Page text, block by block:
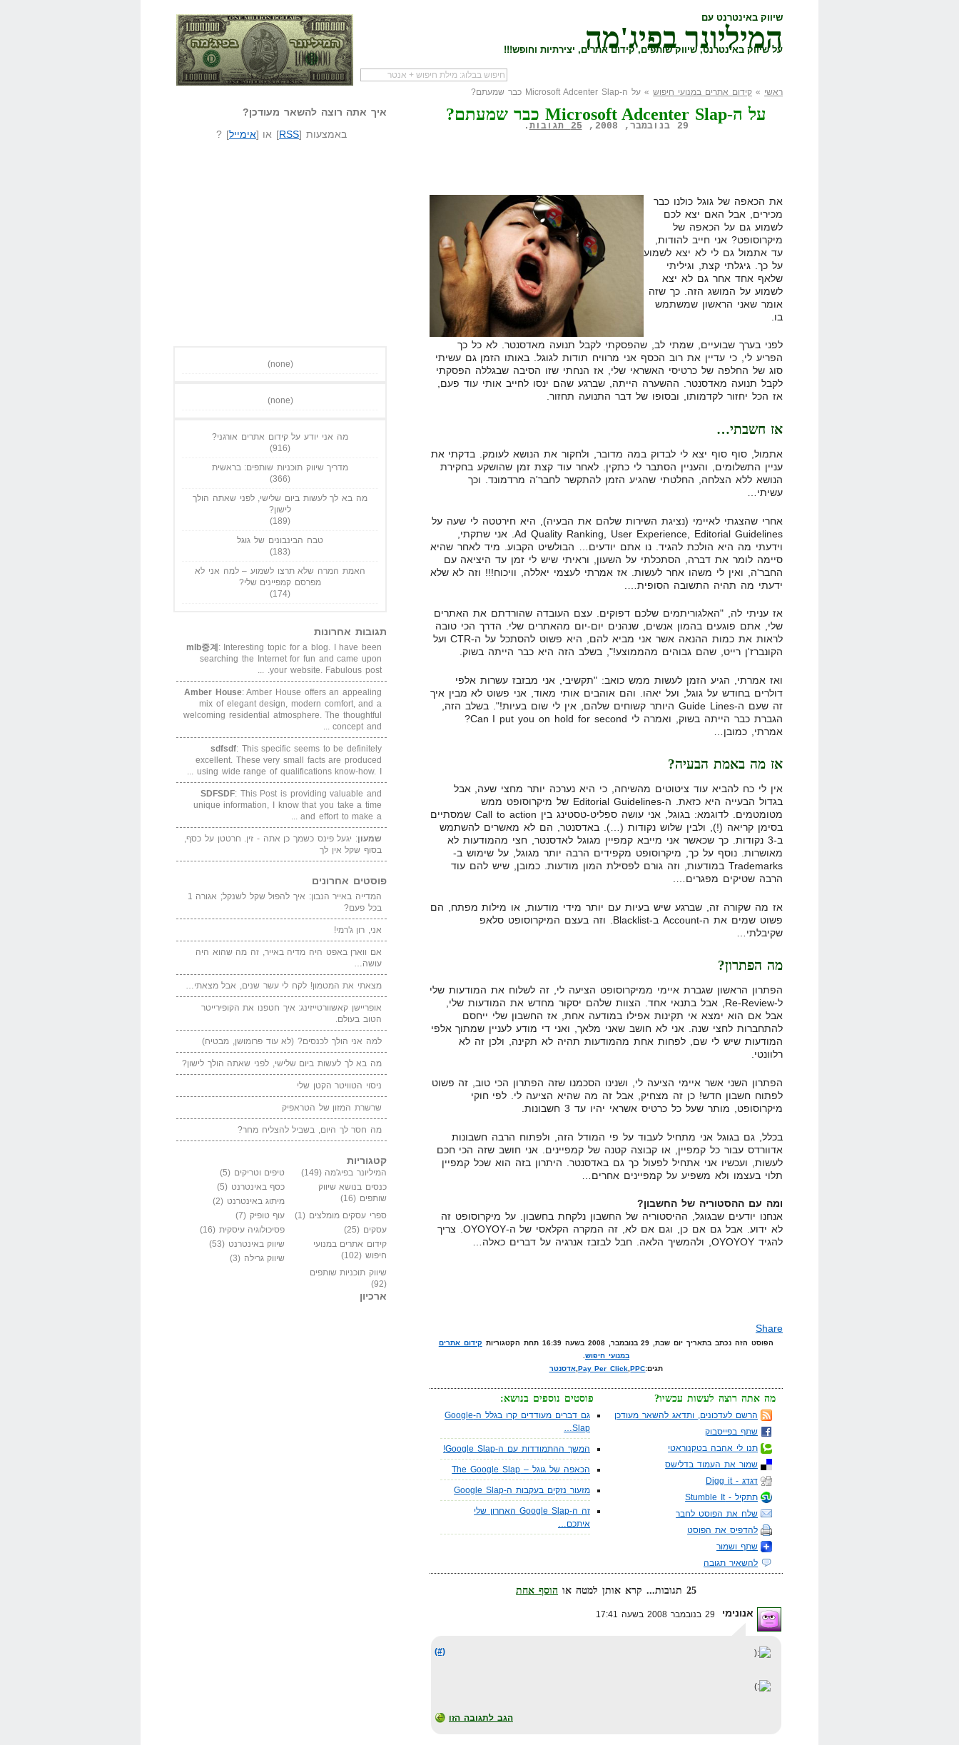
שיווק באינטרנט עם
המיליונר בפיג'מה
על שיווק באינטרנט, שיווק שותפים, קידום אתרים, יצירתיות וחופש!!!
שאל שאלה המיליונר בפיג'מה שיווק שותפים הבלוג
ראשי » קידום אתרים במנועי חיפוש» על ה-Microsoft Adcenter Slap כבר שמעתם?
על ה-Microsoft Adcenter Slap כבר שמעתם?
29 בנובמבר, 2008, 25 תגובות .
את הכאפה של גוגל כולנו כבר
מכירים, אבל האם יצא לכם
לשמוע גם על הכאפה של
מיקרוסופט? אני חייב להודות,
עד אתמול גם לי לא יצא לשמוע
על כך. גיגלתי קצת, וגיליתי
שלאף אחד אחר גם לא יצא
לשמוע על המושג הזה. כך שזה
אומר שאני הראשון שמשתמש
בו.
לפני בערך שבועיים, שמתי לב, שהפסקתי לקבל תנועה מאדסנטר. לא כל כך
הפריע לי, כי עדיין את רוב הכסף אני מרוויח תודות לגוגל. באותו הזמן גם עשיתי
סוג של החלפה של כרטיסי האשראי שלי, אז הנחתי שזו הסיבה שבגללה הפסקתי
לקבל תנועה מאדסנטר. ההשערה הייתה, שברגע שהם ינסו לחייב אותי עוד פעם,
אז הכל יחזור לקדמותו, ובסופו של דבר התנועה תחזור.
אז חשבתי…
אתמול, סוף סוף יצא לי לבדוק במה מדובר, ולחקור את הנושא לעומק. בדקתי את
עניין התשלומים, והעניין הסתבר לי כתקין. לאחר עוד קצת זמן שהושקע בחקירת
הנושא ללא הצלחה, החלטתי שהגיע הזמן להתקשר לחבר'ה מרדמונד. וכך
עשיתי…
אחרי שהצגתי לאיימי (נציגת השירות שלהם את הבעיה), היא חירטטה לי שעה על
Ad Quality Ranking, User Experience, Editorial Guidelines. אני שתקתי,
וידעתי מה היא הולכת להגיד. נו אתם יודעים… הבולשיט הקבוע. מיד לאחר שהיא
סיימה לומר את דברה, הסתכלתי על השעון, וראיתי שיש לי זמן עד היציאה עם
החבר'ה, ואין לי משהו אחר לעשות. אז אמרתי לעצמי יאללה, וויכוח!!! וזה לא שלא
ידעתי מה תהיה התשובה הסופית….
אז עניתי לה, "האלגוריתמים שלכם דפוקים. עצם העובדה שהורדתם את האתרים
שלי, אתם פוגעים בהמון אנשים, שנהנים יום-יום מהאתרים שלי. הדרך הכי טובה
לראות את כמות ההנאה אשר אני מביא להם, היא פשוט להסתכל על ה-CTR ועל
הקונברז'ן רייט, שהם גבוהים מהממוצע!", בשלב הזה היא כבר הייתה בשוק.
ואז אמרתי, הגיע הזמן לעשות ממש כואב: "תקשיבי, אני מבזבז עשרות אלפי
דולרים בחודש על גוגל, ועל יאהו. והם אוהבים אותי מאוד, אני פשוט לא מבין איך
זה שעם ה-Guide Lines היותר קשוחים שלהם, אין לי שום בעיות!". בשלב הזה,
הגברת כבר הייתה בשוק, ואמרה לי Can I put you on hold for second?
אמרתי, כמובן…
אז מה באמת הבעיה?
אין לי כח להביא עוד ציטוטים מהשיחה, כי היא נערכה יותר מחצי שעה, אבל
בגדול הבעייה היא כזאת. ה-Editorial Guidelines של מיקרוסופט ממש
מטומטמים. לדוגמא: בגוגל, אני עושה ספליט-טסטינג בין Call to action שמסתיים
בסימן קריאה (!), ולבין שלוש נקודות (…). באדסנטר, הם לא מאשרים להשתמש
ב-3 נקודות. כך שכאשר אני מייבא קמפיין מגוגל לאדסנטר, חצי מהמודעות לא
מאושרות. נוסף על כך, מיקרוסופט מקפידים הרבה יותר מגוגל, על שימוש ב-
Trademarks במודעות, וזה גורם לפסילת המון מודעות. כמובן, שיש להם עוד
הרבה שטיקים מפגרים….
אז מה שקורה זה, שברגע שיש בעיות עם יותר מידי מודעות, או מילות מפתח, הם
פשוט שמים את ה-Account ב-Blacklist. וזה בעצם המיקרוסופט סלאפ
שקיבלתי…
מה הפתרון?
הפתרון הראשון שגברת איימי ממיקרוסופט הציעה לי, זה לשלוח את המודעות שלי
ל-Re-Review, אבל בתנאי אחד. הצוות שלהם יסקור מחדש את המודעות שלי,
אבל אם הוא ימצא אי תקינות אפילו במודעה אחת, אז החשבון שלי ייחסם
להתחברות לחצי שנה. אני לא חושב שאני מלאך, ואני די מודע לעניין שמתוך אלפי
המודעות שיש לי שם, לפחות אחת מהמודעות תהיה לא תקינה, ולכן זה לא
רלוונטי.
הפתרון השני אשר איימי הציעה לי, ושנינו הסכמנו שזה הפתרון הכי טוב, זה פשוט
לפתוח חשבון חדש! כן זה מצחיק, אבל זה מה שהיא הציעה לי. לפי חוקי
מיקרוסופט, מותר שעל כל כרטיס אשראי יהיו עד 3 חשבונות.
בכלל, גם בגוגל אני מתחיל לעבוד על פי המודל הזה, ולפתוח הרבה חשבונות
אדוורדס עבור כל קמפיין, או קבוצה קטנה של קמפיינים. אני חושב שזה הכי חכם
לעשות, ועכשיו אני אתחיל לפעול כך גם באדסנטר. היתרון בזה הוא שכל קמפיין
תלוי בעצמו ולא משפיע על קמפיינים אחרים…
ומה עם ההסטוריה של החשבון?
אנחנו יודעים שבגוגל, ההיסטוריה של החשבון נלקחת בחשבון. על מיקרוסופט זה
לא ידוע. אבל גם אם כן, וגם אם לא, זה המקרה הקלאסי של ה-OYOYOY. צריך
להגיד OYOYOY, ולהמשיך הלאה. חבל לבזבז אנרגיה על דברים כאלה…
Share
הפוסט הזה נכתב בתאריך יום שבת, 29 בנובמבר, 2008 בשעה 16:39 תחת הקטגוריות
קידום אתרים
במנועי חיפוש.
תגים:
Pay Per Click ,PPC
,אדסנטר
פוסטים נוספים בנושא:
גם דברים מעודדים קרו בגלל ה-Google
Slap…
המשך ההתמודדות עם ה-Google Slap!
הכאפה של גוגל – The Google Slap
מזעור נזקים בעקבות ה-Google Slap
זה ה-Google Slap האחרון שלי
איתכם…
מה אתה רוצה לעשות עכשיו?
הרשם לעדכונים, ותדאג להשאר מעודכן
שתף בפייסבוק
תנו לי אהבה בטקנוראטי
שמור את העמוד בדלישס
דגדג - Digg it
תתקיל - Stumble It
שלח את הפוסט לחבר
להדפיס את הפוסט
שתף ושמור
להשאיר תגובה
25 תגובות... קרא אותן למטה או
הוסף אחת
אנונימי
(#)
הגב לתגובה הזו
איך אתה רוצה להשאר מעודכן?
באמצעות [RSS] או [אימייל] ?
(none)
(none)
מה אני יודע על קידום אתרים אורגני?
(916)
מדריך שיווק תוכניות שותפים: בראשית
(366)
מה בא לך לעשות ביום שלישי, לפני שאתה הולך
לישון?
(189)
טבח הבינבונים של גוגל
(183)
האמת המרה שלא תרצו לשמוע – למה אני לא
מפרסם קמפיינים שלי?
(174)
תגובות אחרונות
mlb중계 : Interesting topic for a blog. I have been
searching the Internet for fun and came upon
your website. Fabulous post. ...
Amber House: Amber House offers an appealing
mix of elegant design, modern comfort, and a
welcoming residential atmosphere. The thoughtful
concept and ...
sdfsdf: This specific seems to be definitely
excellent. These very small facts are produced
using wide range of qualifications know-how. I ...
SDFSDF: This Post is providing valuable and
unique information, I know that you take a time
and effort to make a ...
שמעון: יגעל פינס כשמך כן אתה - זין. חרטטן על כסף,
בסוף שקל אין לך
פוסטים אחרונים
המדייה באייר הנבון: איך להפול שקל לשנקל; אגורה 1
בכל פעם?
אני, רון ג'רמי!
אם ווארן באפט היה מדיה באייר, זה מה שהוא היה
עושה…
מצאתי את המטמון! לקח לי עשר שנים, אבל מצאתי…
אופריישן קאשוורטייזינג: איך חטפנו את הקופירייטר
הטוב בעולם.
למה אני הולך לכנסים? (לא עוד פרומושן, מבטיח)
מה בא לך לעשות ביום שלישי, לפני שאתה הולך לישון?
ניסוי הטוויטר הקטן שלי
שרשרת המזון של הטראפיק
מה חסר לך היום, בשביל להצליח מחר?
קטגוריות
המיליונר בפיג'מה (149) טיפים וטריקים (5)
כנסים בנושא שיווק
שותפים (16)
כסף באינטרנט (5)
מיתוג באינטרנט (2)
ספרי עסקים מומלצים (1) עוף טופיק (7)
עסקים (25) פסיכולוגיה עיסקית (16)
קידום אתרים במנועי
חיפוש (102)
שיווק באינטרנט (53)
שיווק גרילה (3)
שיווק תוכניות שותפים
(92)
ארכיון